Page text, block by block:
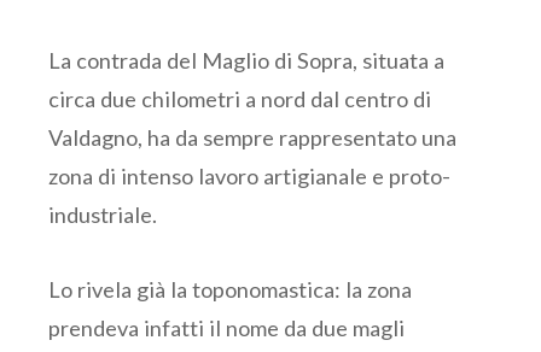
La contrada del Maglio di Sopra, situata a
circa due chilometri a nord dal centro di
Valdagno, ha da sempre rappresentato una
zona di intenso lavoro artigianale e proto-
industriale.
Lo rivela già la toponomastica: la zona
prendeva infatti il nome da due magli